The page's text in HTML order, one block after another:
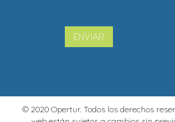
ENVIAR
© 2020 Opertur. Todos los derechos